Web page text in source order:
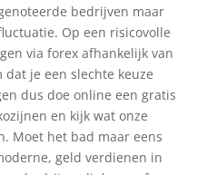
bedrijven maar
Op een risicovolle
via forex afhankelijk van
dat je een slechte keuze
dus doe online een gratis
en kijk wat onze
Moet het bad maar eens
geld verdienen in